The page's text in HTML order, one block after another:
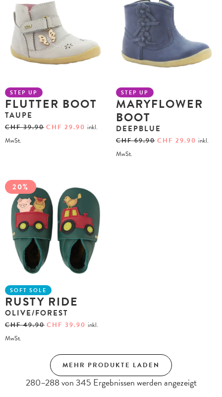
STEP UP
FLUTTER BOOT
TAUPE
CHF39.90 CHF 29.90 inkl.
MwSt.
STEP UP
MARYFLOWER
BOOT
DEEPBLUE
CHF69.90 CHF 29.90 inkl.
MwSt.
20%
SOFT SOLE
RUSTY RIDE
OLIVE/FOREST
CHF49.90 CHF 39.90 inkl.
MwSt.
MEHR PRODUKTE LADEN
280–288 von 345 Ergebnissen werden angezeigt